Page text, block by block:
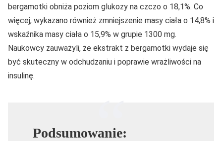
bergamotki obniża poziom glukozy na czczo o 18,1%. Co
więcej, wykazano również zmniejszenie masy ciała o 14,8% i
wskaźnika masy ciała o 15,9% w grupie 1300 mg.
Naukowcy zauważyli, że ekstrakt z bergamotki wydaje się
być skuteczny w odchudzaniu i poprawie wrażliwości na
insulinę.
Podsumowanie: